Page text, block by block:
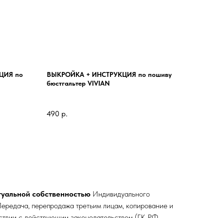
по
ВЫКРОЙКА + ИНСТРУКЦИЯ по пошиву
бюстгальтер VIVIAN
490 р.
собственностью Индивидуального
перепродажа третьим лицам, копирование и